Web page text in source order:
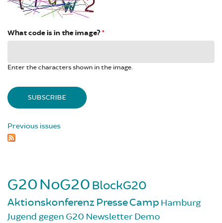
What code is in the image? *
Enter the characters shown in the image.
Previous issues
G20NoG20 BlockG20
Aktionskonferenz PresseCampHamburg
Jugend gegen G20 NewsletterDemo